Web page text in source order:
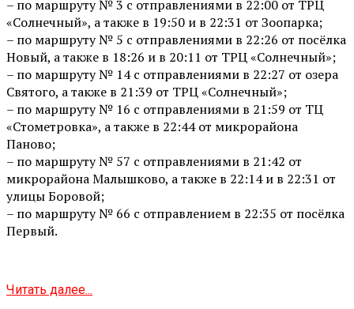
– по маршруту № 3 с отправлениями в 22:00 от ТРЦ
«Солнечный», а также в 19:50 и в 22:31 от Зоопарка;
– по маршруту № 5 с отправлениями в 22:26 от посёлка
Новый, а также в 18:26 и в 20:11 от ТРЦ «Солнечный»;
– по маршруту № 14 с отправлениями в 22:27 от озера
Святого, а также в 21:39 от ТРЦ «Солнечный»;
– по маршруту № 16 с отправлениями в 21:59 от ТЦ
«Стометровка», а также в 22:44 от микрорайона
Паново;
– по маршруту № 57 с отправлениями в 21:42 от
микрорайона Малышково, а также в 22:14 и в 22:31 от
улицы Боровой;
– по маршруту № 66 с отправлением в 22:35 от посёлка
Первый.
Читать далее...